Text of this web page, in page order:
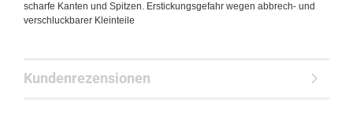
scharfe Kanten und Spitzen. Erstickungsgefahr wegen abbrech- und
verschluckbarer Kleinteile
Kundenrezensionen